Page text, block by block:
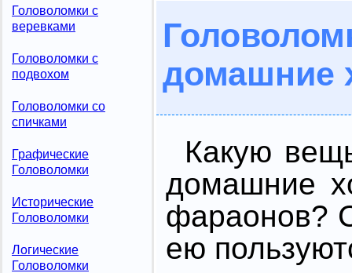
Головоломки с
веревками
Головоломки с
подвохом
Головоломки со
спичками
Графические
Головоломки
Исторические
Головоломки
Логические
Головоломки
домашние
Какую
домашние
фараонов?
ею